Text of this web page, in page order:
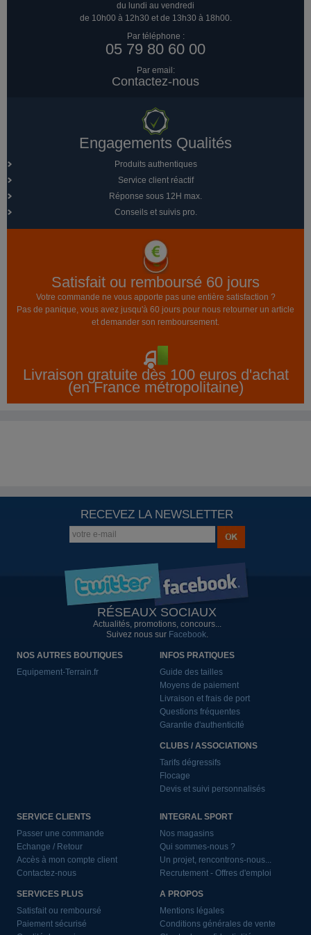
du lundi au vendredi
de 10h00 à 12h30 et de 13h30 à 18h00.
Par téléphone :
05 79 80 60 00
Par email:
Contactez-nous
Engagements Qualités
Produits authentiques
Service client réactif
Réponse sous 12H max.
Conseils et suivis pro.
Satisfait ou remboursé 60 jours
Votre commande ne vous apporte pas une entière satisfaction ?
Pas de panique, vous avez jusqu'à 60 jours pour nous retourner un article
et demander son remboursement.
Livraison gratuite dès 100 euros d'achat
(en France métropolitaine)
RECEVEZ LA NEWSLETTER
RÉSEAUX SOCIAUX
Actualités, promotions, concours...
Suivez nous sur Facebook.
NOS AUTRES BOUTIQUES
Equipement-Terrain.fr
INFOS PRATIQUES
Guide des tailles
Moyens de paiement
Livraison et frais de port
Questions fréquentes
Garantie d'authenticité
CLUBS / ASSOCIATIONS
Tarifs dégressifs
Flocage
Devis et suivi personnalisés
SERVICE CLIENTS
Passer une commande
Echange / Retour
Accès à mon compte client
Contactez-nous
SERVICES PLUS
Satisfait ou remboursé
Paiement sécurisé
INTEGRAL SPORT
Nos magasins
Qui sommes-nous ?
Un projet, rencontrons-nous...
Recrutement - Offres d'emploi
A PROPOS
Mentions légales
Conditions générales de vente